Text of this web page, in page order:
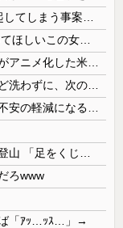
ろwww
ば「ｱｯ…ｯｽ…」→